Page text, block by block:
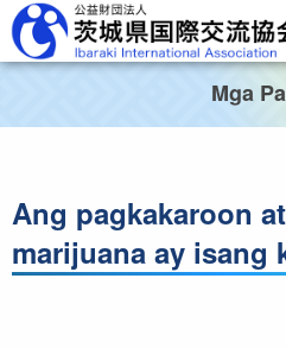
Mga
Ang pagkakaroon
marijuana ay isang